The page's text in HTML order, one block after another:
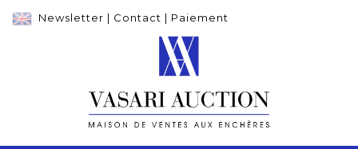
Newsletter | Contact | Paiement